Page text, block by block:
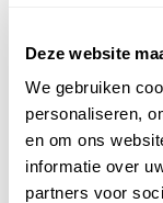
Deze website
We gebruiken
personaliseren,
en om ons
informatie over
partners voor
Officieel
voor alle
Welke olie